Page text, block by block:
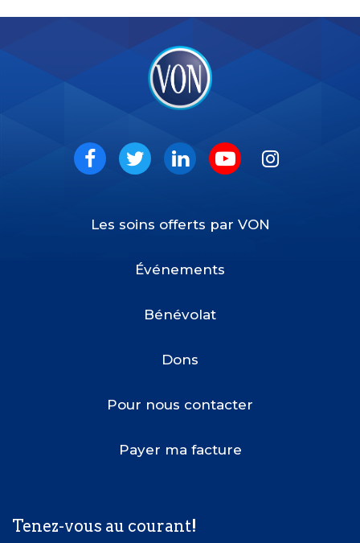
Social
Les soins offerts par VON
Événements
Bénévolat
Dons
Pour nous contacter
Payer ma facture
Tenez-vous au courant!